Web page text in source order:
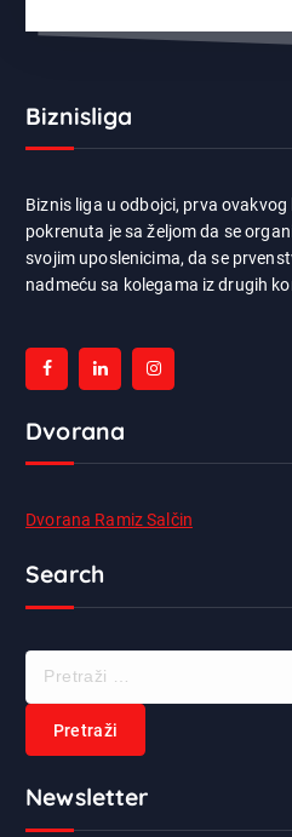
Biznisliga
Biznis liga u odbojci, prva
pokrenuta je sa željom da se
svojim uposlenicima, da se
nadmeću sa kolegama iz drugih
Dvorana
Dvorana Ramiz Salčin
Search
a
Newsletter